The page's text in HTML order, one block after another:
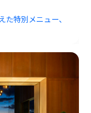
特別メニュー、